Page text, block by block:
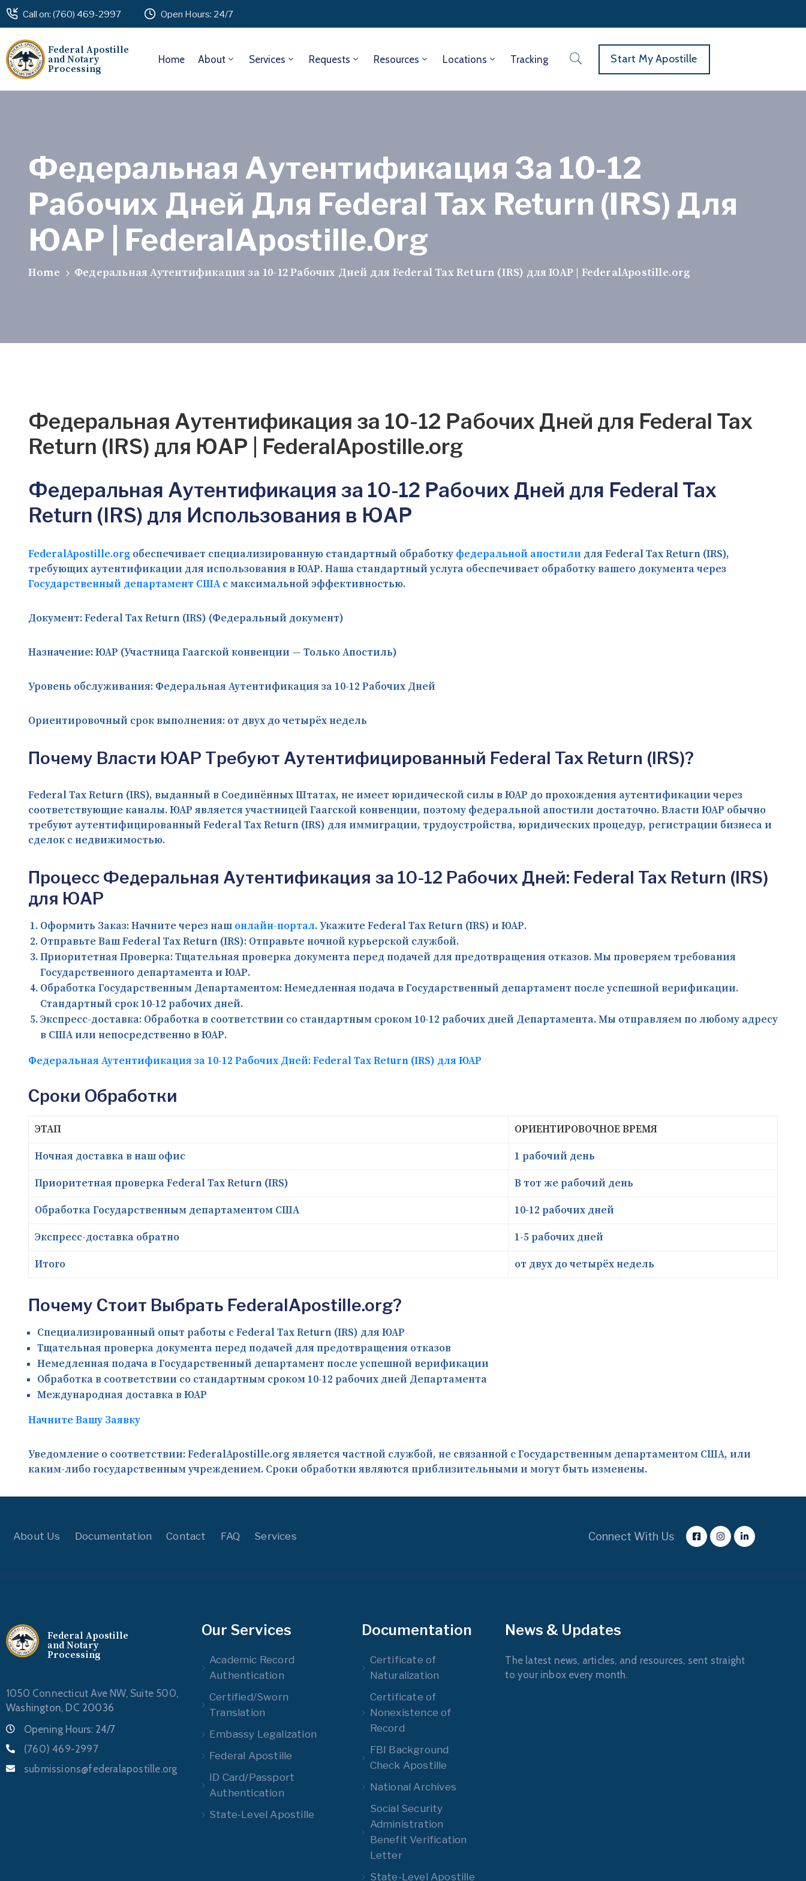
Call on: (760) 469-2997 Open Hours: 24/7
Federal Apostille
and Notary
Processing
Home About Services Requests Resources Locations Tracking Start My Apostille
Федеральная Аутентификация За 10-12
Рабочих Дней Для Federal Tax Return (IRS) Для
ЮАР | FederalApostille.org
Home Федеральная Аутентификация за 10-12 Рабочих Дней для Federal Tax Return (IRS) для ЮАР | FederalApostille.org
Федеральная Аутентификация за 10-12 Рабочих Дней для Federal Tax
Return (IRS) для ЮАР | FederalApostille.org
Федеральная Аутентификация за 10-12 Рабочих Дней для Federal Tax
Return (IRS) для Использования в ЮАР
FederalApostille.org обеспечивает специализированную стандартный обработку федеральной апостили для Federal Tax Return (IRS),
требующих аутентификации для использования в ЮАР. Наша стандартный услуга обеспечивает обработку вашего документа через
Государственный департамент СШАс максимальной эффективностью.
Документ:Federal Tax Return (IRS) (Федеральный документ)
Назначение:ЮАР (Участница Гаагской конвенции — Только Апостиль)
Уровень обслуживания: Федеральная Аутентификация за 10-12 Рабочих Дней
Ориентировочный срок выполнения: от двух до четырёх недель
Почему Власти ЮАР Требуют Аутентифицированный Federal Tax Return (IRS)?
Federal Tax Return (IRS), выданный в Соединённых Штатах, не имеет юридической силы в ЮАР до прохождения аутентификации через
соответствующие каналы. ЮАР является участницей Гаагской конвенции, поэтому федеральной апостили достаточно. Власти ЮАР обычно
требуют аутентифицированный Federal Tax Return (IRS) для иммиграции, трудоустройства, юридических процедур, регистрации бизнеса и
сделок с недвижимостью.
Процесс Федеральная Аутентификация за 10-12 Рабочих Дней: Federal Tax Return (IRS)
для ЮАР
Оформить Заказ:Начните через наш онлайн-портал. Укажите Federal Tax Return (IRS) и ЮАР.
Отправьте Ваш Federal Tax Return (IRS): Отправьте ночной курьерской службой.
Приоритетная Проверка:Тщательная проверка документа перед подачей для предотвращения отказов. Мы проверяем требования
Государственного департамента и ЮАР.
Обработка Государственным Департаментом:Немедленная подача в Государственный департамент после успешной верификации.
Стандартный срок 10-12 рабочих дней.
Экспресс-доставка: Обработка в соответствии со стандартным сроком 10-12 рабочих дней Департамента. Мы отправляем по любому адресу
в США или непосредственно в ЮАР.
Федеральная Аутентификация за 10-12 Рабочих Дней: Federal Tax Return (IRS) для ЮАР
Сроки Обработки
ЭТАП ОРИЕНТИРОВОЧНОЕ ВРЕМЯ
Ночная доставка в наш офис 1 рабочий день
Приоритетная проверка Federal Tax Return (IRS) В тот же рабочий день
Обработка Государственным департаментом США 10-12 рабочих дней
Экспресс-доставка обратно 1-5 рабочих дней
Итого от двух до четырёх недель
Почему Стоит Выбрать FederalApostille.org?
Специализированный опыт работы с Federal Tax Return (IRS) для ЮАР
Тщательная проверка документа перед подачей для предотвращения отказов
Немедленная подача в Государственный департамент после успешной верификации
Обработка в соответствии со стандартным сроком 10-12 рабочих дней Департамента
Международная доставка в ЮАР
Начните Вашу Заявку
Уведомление о соответствии:FederalApostille.org является частной службой, не связанной с Государственным департаментом США, или
каким-либо государственным учреждением. Сроки обработки являются приблизительными и могут быть изменены.
About Us Documentation Contact FAQ Services Connect With Us
Federal Apostille
and Notary
Processing
1050 Connecticut Ave NW, Suite 500,
Washington, DC 20036
Opening Hours: 24/7
(760) 469-2997
submissions@federalapostille.org
Our Services
Academic Record
Authentication
Certified/Sworn
Translation
Embassy Legalization
Federal Apostille
ID Card/Passport
Authentication
State-Level Apostille
Documentation
Certificate of
Naturalization
Certificate of
Nonexistence of
Record
FBI Background
Check Apostille
National Archives
Social Security
Administration
Benefit Verification
Letter
State-Level Apostille
News & Updates
The latest news, articles, and resources, sent straight
to your inbox every month.